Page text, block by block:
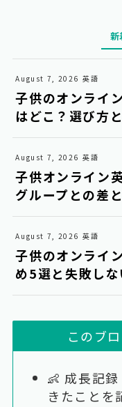
新
August 7, 2026 英語
子供のオンライ
はどこ？選び方
August 7, 2026 英語
子供オンライン
グループとの差
August 7, 2026 英語
子供のオンライ
め5選と失敗し
このブ
👶 成長記
きたことを